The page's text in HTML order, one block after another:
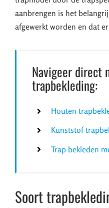
aanbrengen is het
afgewerkt worden en dat
Navigeer direct
trapbekleding:
Houten
Kunststof
Trap bekleden
Soort